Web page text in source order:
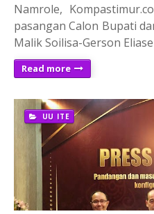
Namrole,
pasangan Calon Bupati
Malik Soilisa-Gerson
Read more
UU ITE